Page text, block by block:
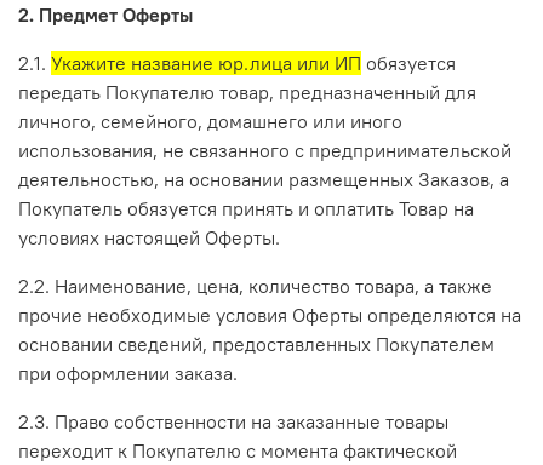
2. Предмет Оферты
2.1. Укажите название юр.лица или ИП обязуется
передать Покупателю товар, предназначенный для
личного, семейного, домашнего или иного
использования, не связанного с предпринимательской
деятельностью, на основании размещенных Заказов, а
Покупатель обязуется принять и оплатить Товар на
условиях настоящей Оферты.
2.2. Наименование, цена, количество товара, а также
прочие необходимые условия Оферты определяются на
основании сведений, предоставленных Покупателем
при оформлении заказа.
2.3. Право собственности на заказанные товары
переходит к Покупателю с момента фактической